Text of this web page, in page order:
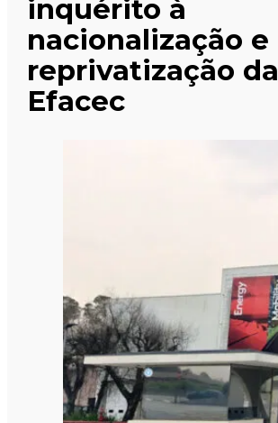
inquérito à
nacionalização e
reprivatização da
Efacec